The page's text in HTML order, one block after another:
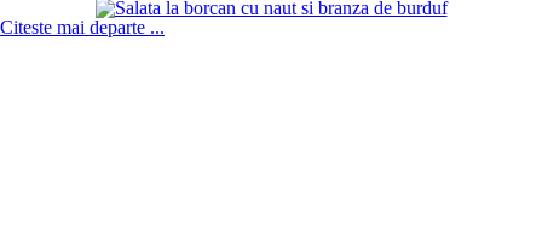
Citeste mai departe ...